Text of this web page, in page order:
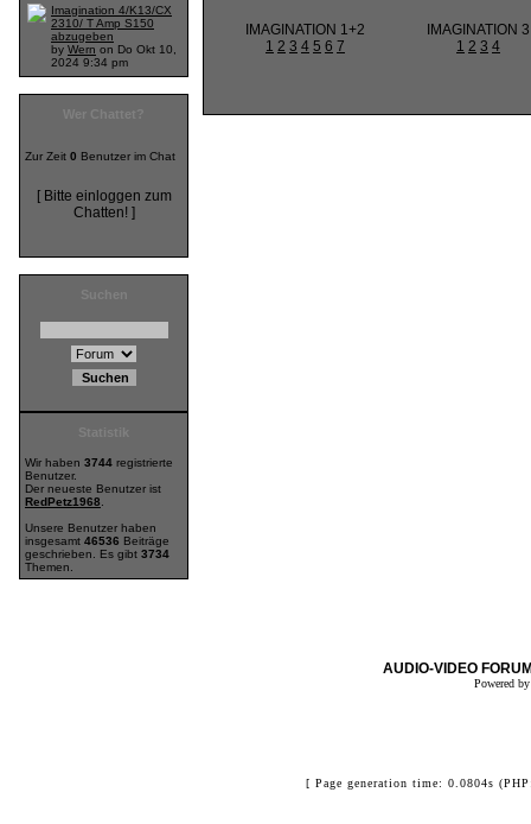
Imagination 4/K13/CX
2310/ T Amp S150
abzugeben
by Wern on Do Okt 10,
2024 9:34 pm
Zur Zeit 0 Benutzer im Chat
[ Bitte einloggen zum
Chatten! ]
Wir haben 3744 registrierte
Benutzer.
Der neueste Benutzer ist
RedPetz1968
Unsere Benutzer haben
insgesamt 46536 Beiträge
geschrieben. Es gibt 3734
Themen.
IMAGINATION 1+2
1 2 3 4 5 6 7
IMAGINATION 3
1 2 3 4
AUDIO-VIDEO
Powered
[ Page generation time: 0.0804s